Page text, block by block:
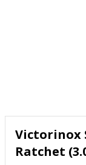
Victorinox
Ratchet